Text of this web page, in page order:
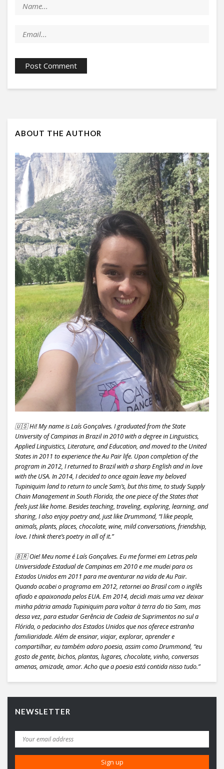
ABOUT THE AUTHOR
🇺🇸 Hi! My name is Laís Gonçalves. I graduated from the State
University of Campinas in Brazil in 2010 with a degree in Linguistics,
Applied Linguistics, Literature, and Education, and moved to the United
States in 2011 to experience the Au Pair life. Upon completion of the
program in 2012, I returned to Brazil with a sharp English and in love
with the USA. In 2014, I decided to once again leave my beloved
Tupiniquim land to return to uncle Sam’s, but this time, to study Supply
Chain Management in South Florida, the one piece of the States that
feels just like home. Besides teaching, traveling, exploring, learning, and
sharing, I also enjoy poetry and, just like Drummond, “I like people,
animals, plants, places, chocolate, wine, mild conversations, friendship,
love. I think there’s poetry in all of it.”
🇧🇷 Oie! Meu nome é Laís Gonçalves. Eu me formei em Letras pela
Universidade Estadual de Campinas em 2010 e me mudei para os
Estados Unidos em 2011 para me aventurar na vida de Au Pair.
Quando acabei o programa em 2012, retornei ao Brasil com o inglês
afiado e apaixonada pelos EUA. Em 2014, decidi mais uma vez deixar
minha pátria amada Tupiniquim para voltar à terra do tio Sam, mas
dessa vez, para estudar Gerência de Cadeia de Suprimentos no sul a
Flórida, o pedacinho dos Estados Unidos que nos oferece estranha
familiaridade. Além de ensinar, viajar, explorar, aprender e
compartilhar, eu também adoro poesia, assim como Drummond, “eu
gosto de gente, bichos, plantas, lugares, chocolate, vinho, conversas
amenas, amizade, amor. Acho que a poesia está contida nisso tudo.”
NEWSLETTER